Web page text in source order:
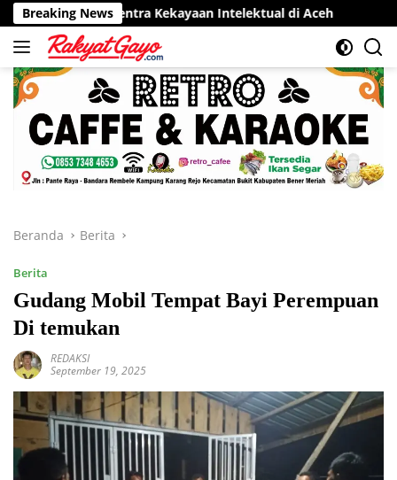
Langsung
ke
konten
Breaking News
Sentra Kekayaan Intelektual di Aceh RSUD Munyang
Beranda Berita
Berita
Gudang Mobil Tempat Bayi Perempuan
Di temukan
REDAKSI
September 19, 2025